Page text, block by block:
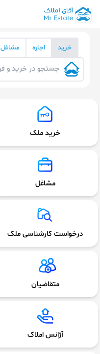
خرید اجاره مشاغل
خرید ملک
مشاغل
درخواست کارشناسی ملک
متقاضیان
آژانس املاک